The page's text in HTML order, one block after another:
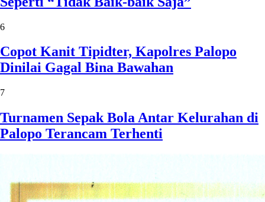
6
Copot Kanit Tipidter, Kapolres Palopo
Dinilai Gagal Bina Bawahan
7
Turnamen Sepak Bola Antar Kelurahan di
Palopo Terancam Terhenti